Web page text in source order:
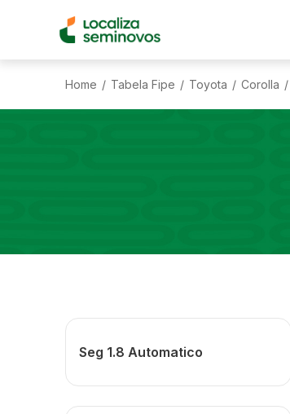
Home / Tabela Fipe / Toyota / Corolla /
Seg 1.8 Automatico